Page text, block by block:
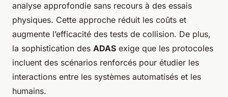
analyse approfondie sans recours à des essais
physiques. Cette approche réduit les coûts et
augmente l’efficacité des tests de collision. De plus,
la sophistication des ADAS exige que les protocoles
incluent des scénarios renforcés pour étudier les
interactions entre les systèmes automatisés et les
humains.